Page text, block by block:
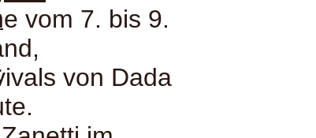
vom 7. bis 9.
von Dada